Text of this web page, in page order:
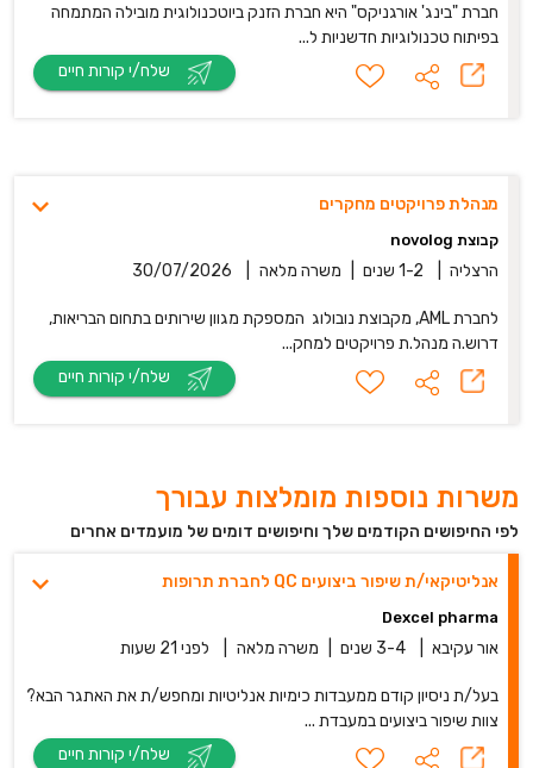
חברת "בינג' אורגניקס" היא חברת הזנק ביוטכנולוגית מובילה המתמחה
בפיתוח טכנולוגיות חדשניות ל...
מנהלת פרויקטים מחקרים
קבוצת novolog
הרצליה 1-2 שנים משרה מלאה 30/07/2026
לחברת AML, מקבוצת נובולוג המספקת מגוון שירותים בתחום הבריאות,
דרוש.ה מנהל.ת פרויקטים למחק...
משרות נוספות מומלצות עבורך
לפי החיפושים הקודמים שלך וחיפושים דומים של מועמדים אחרים
אנליטיקאי/ת שיפור ביצועים QC לחברת תרופות
Dexcel pharma
אור עקיבא 3-4 שנים משרה מלאה לפני 21 שעות
בעל/ת ניסיון קודם ממעבדות כימיות אנליטיות ומחפש/ת את האתגר הבא?
צוות שיפור ביצועים במעבדת ...